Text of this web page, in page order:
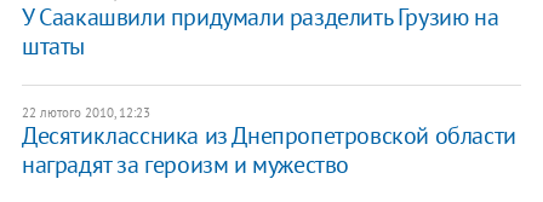
У Саакашвили придумали разделить Грузию на
штаты
22 лютого 2010, 12:23
Десятиклассника из Днепропетровской области
наградят за героизм и мужество